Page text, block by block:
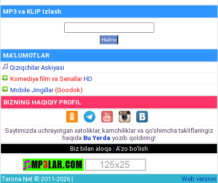
MP3 va KLIP Izlash
MA'LUMOTLAR
Qiziqchilar Askiyasi
Komediya film va SeriallarHD
Mobile Jingillar(Goodok)
BIZNING HAQIQIY PROFIL
Saytimizda uchrayotgan xatoliklar, kamchiliklar va qo'shimcha takliflaringiz
haqida Bu Yerda yozib qoldiring!
Biz bilan aloqa | A'zo bo'lish
Tarona.Net © 2011-2026 | Web version